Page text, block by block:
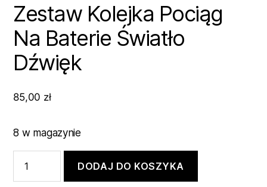
Zestaw Kolejka Pociąg
Na Baterie Światło
Dźwięk
85,00 zł
8 w magazynie
Zestaw
Kolejka
DODAJ DO KOSZYKA